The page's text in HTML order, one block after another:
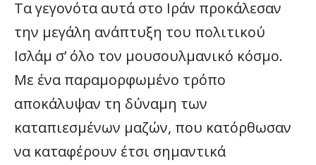
Τα γεγονότα αυτά στο Ιράν προκάλεσαν
την μεγάλη ανάπτυξη του πολιτικού
Ισλάμ σ’ όλο τον μουσουλμανικό κόσμο.
Με ένα παραμορφωμένο τρόπο
αποκάλυψαν τη δύναμη των
καταπιεσμένων μαζών, που κατόρθωσαν
να καταφέρουν έτσι σημαντικά